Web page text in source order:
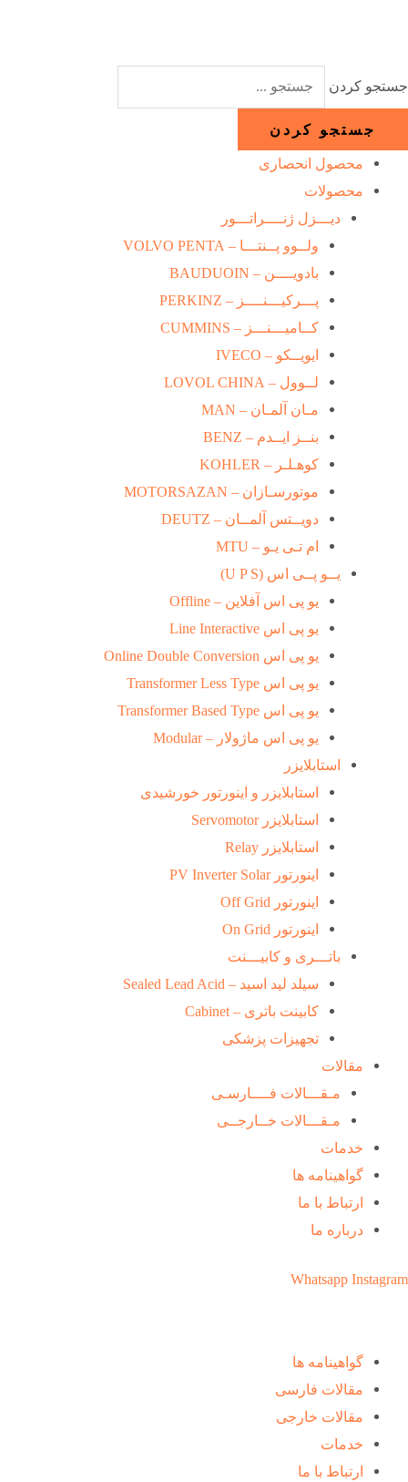
جستجو کردن
جستجو کردن
محصول انحصاری
محصولات
دیـــزل ژنــــراتـــور
ولــوو پــنتـــا – VOLVO PENTA
بادویــــن – BAUDUOIN
پـــرکیـــنــــز – PERKINZ
کــامیـــنـــز – CUMMINS
ایویــکو – IVECO
لــوول – LOVOL CHINA
مـان آلمـان – MAN
بنــز ایــدم – BENZ
کوهـلـر – KOHLER
موتورسـازان – MOTORSAZAN
دویــتس آلمــان – DEUTZ
ام تـی یـو – MTU
یــو پــی اس (U P S)
یو پی اس آفلاین – Offline
یو پی اس Line Interactive
یو پی اس Online Double Conversion
یو پی اس Transformer Less Type
یو پی اس Transformer Based Type
یو پی اس ماژولار – Modular
استابلایزر
استابلایزر و اینورتور خورشیدی
استابلایزر Servomotor
استابلایزر Relay
اینورتور PV Inverter Solar
اینورتور Off Grid
اینورتور On Grid
باتـــری و کابیـــنت
سیلد لید اسید – Sealed Lead Acid
کابینت باتری – Cabinet
تجهیزات پزشکی
مقالات
مـقـــالات فــــارسـی
مـقـــالات خــارجــی
خدمات
گواهینامه ها
ارتباط با ما
درباره ما
Whatsapp Instagram
گواهینامه ها
مقالات فارسی
مقالات خارجی
خدمات
ارتباط با ما